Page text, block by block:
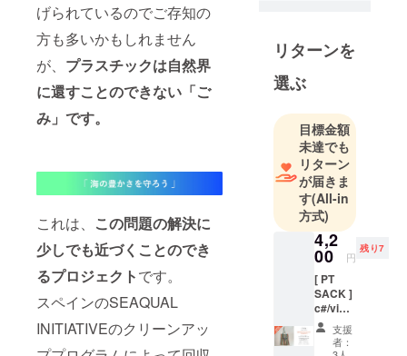
げられているのでご存知の
方も多いかもしれません
が、 プラスチックは自然界
に還すことのできない「ご
み」です。
これは、 この問題の解決に
少しでも近づくことのでき
るプロジェクトです。
スペインのSEAQUAL
INITIATIVEのクリーンアッ
余り携わり
数々のブラ
ンドと仕事
2020年 そ
の経験を活
かしたモノ
づくりブラ
ンド[ THE
SUPERMAR
KET TOKYO
] を立ち上げ
現在も展開
[ RIOT OF
COLORS ]
リターンを
選ぶ
目標金額
未達でも
リターン
が届きま
す(All-in
方式)
4,2
00 円
残り7
[ PT
SACK ]
c#/vivid
（ヴィ
ヴィッ
ド）シ
支援
者：